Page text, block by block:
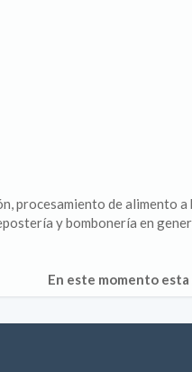
procesamiento de alimento
y bombonería en
En este momento